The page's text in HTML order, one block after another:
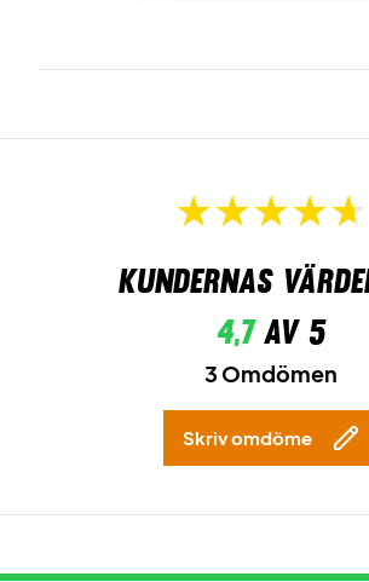
Kundernas
4,7av 5
3 Omdömen
Skriv omdöme